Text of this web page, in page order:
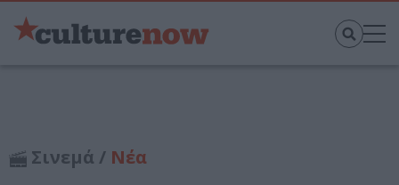
Σινεμά / Νέα